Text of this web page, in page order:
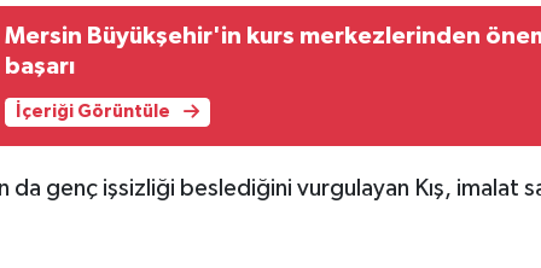
Mersin Büyükşehir'in kurs merkezlerinden
başarı
İçeriği Görüntüle
da genç işsizliği beslediğini vurgulayan Kış, imalat